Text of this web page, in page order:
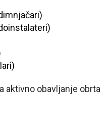
i vodoinstalateri)
aktivno obavljanje obrta